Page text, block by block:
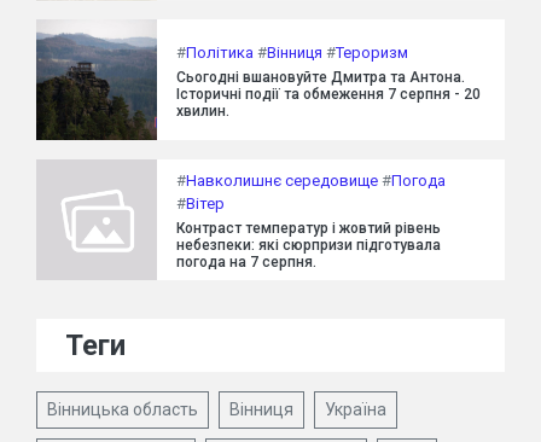
#Політика #Вінниця #Тероризм
Сьогодні вшановуйте Дмитра та Антона.
Історичні події та обмеження 7 серпня - 20
хвилин.
#Навколишнє середовище #Погода
#Вітер
Контраст температур і жовтий рівень
небезпеки: які сюрпризи підготувала
погода на 7 серпня.
Теги
Вінницька область Вінниця Україна